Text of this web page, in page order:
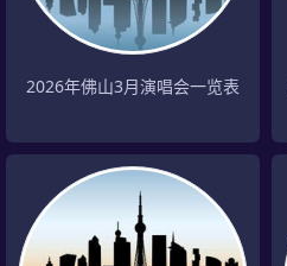
2026年佛山3月演唱会一览表